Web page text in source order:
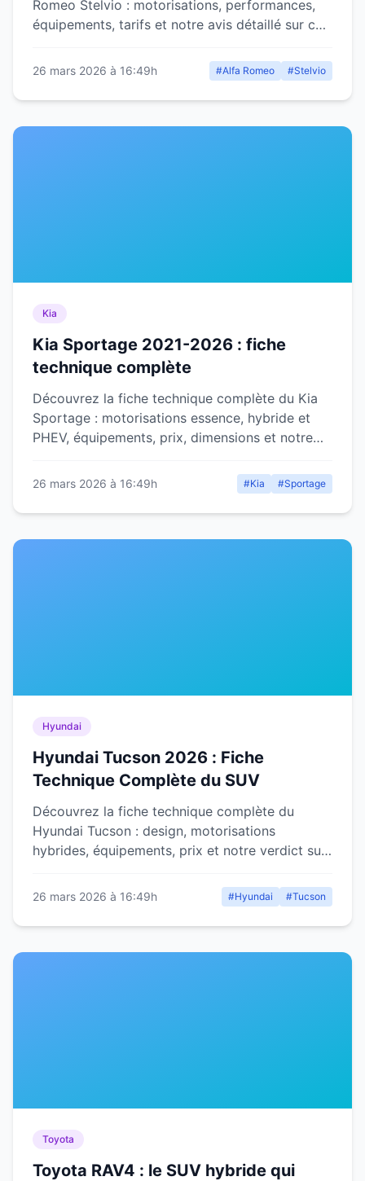
Romeo Stelvio : motorisations, performances,
équipements, tarifs et notre avis détaillé sur ce
26 mars 2026 à 16:49h #Alfa Romeo #Stelvio
Kia
Kia Sportage 2021-2026 : fiche
technique complète
Découvrez la fiche technique complète du Kia
Sportage : motorisations essence, hybride et
PHEV, équipements, prix, dimensions et notre
26 mars 2026 à 16:49h #Kia #Sportage
Hyundai
Hyundai Tucson 2026 : Fiche
Technique Complète du SUV
Découvrez la fiche technique complète du
Hyundai Tucson : design, motorisations
hybrides, équipements, prix et notre verdict sur
26 mars 2026 à 16:49h #Hyundai #Tucson
Toyota
Toyota RAV4 : le SUV hybride qui